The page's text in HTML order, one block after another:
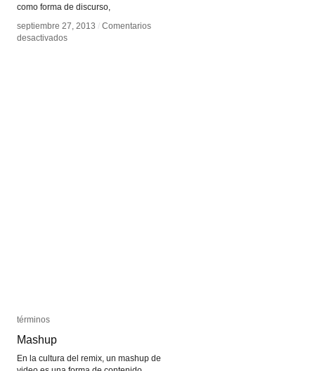
como forma de discurso,
septiembre 27, 2013 / Comentarios
desactivadosen
septiembre 27, 2013 / Comentarios
desactivadosen
términos
Mashup
En la cultura del remix, un mashup de
términos
Mashup